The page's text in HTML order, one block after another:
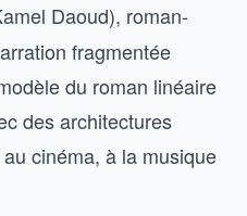
Daoud), roman-
fragmentée
du roman linéaire
des architectures
cinéma, à la musique